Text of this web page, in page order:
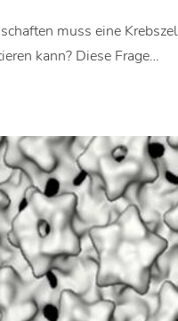
muss eine
kann? Diese Frage…